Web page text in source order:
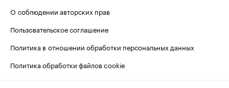
О соблюдении авторских прав
Пользовательское соглашение
Политика в отношении обработки персональных данных
Политика обработки файлов cookie